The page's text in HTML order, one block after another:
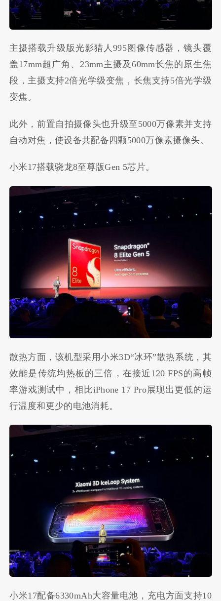
主摄搭载升级版光影猎人995图像传感器，镜头覆
盖17mm超广角、23mm主摄及60mm长焦的原生焦
段，主摄支持2倍光学级变焦，长焦支持5倍光学级
变焦。
此外，前置自拍摄像头也升级至5000万像素并支持
自动对焦，使设备共配备四颗5000万像素摄像头。
小米17搭载骁龙8至尊版Gen 5芯片。
散热方面，该机型采用小米3D“冰环”散热系统，其
效能是传统均热板的三倍，在接近120 FPS的高帧
率游戏测试中，相比iPhone 17 Pro展现出更低的运
行温度和更少的电池消耗。
小米17配备6330mAh大容量电池，充电方面支持10